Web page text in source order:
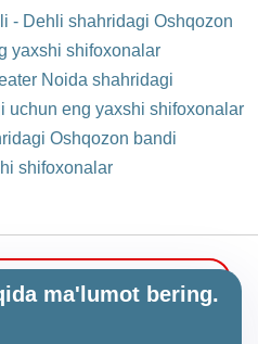
- Dehli shahridagi Oshqozon
yaxshi shifoxonalar
Noida shahridagi
uchun eng yaxshi shifoxonalar
Oshqozon bandi
shifoxonalar
ma'lumot bering.